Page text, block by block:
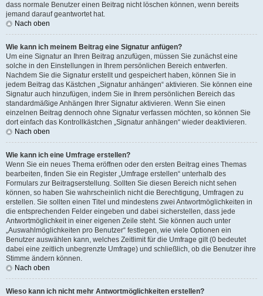
dass normale Benutzer einen Beitrag nicht löschen können, wenn bereits
jemand darauf geantwortet hat.
Nach oben
Wie kann ich meinem Beitrag eine Signatur anfügen?
Um eine Signatur an Ihren Beitrag anzufügen, müssen Sie zunächst eine
solche in den Einstellungen in Ihrem persönlichen Bereich entwerfen.
Nachdem Sie die Signatur erstellt und gespeichert haben, können Sie in
jedem Beitrag das Kästchen „Signatur anhängen“ aktivieren. Sie können eine
Signatur auch hinzufügen, indem Sie in Ihrem persönlichen Bereich das
standardmäßige Anhängen Ihrer Signatur aktivieren. Wenn Sie einen
einzelnen Beitrag dennoch ohne Signatur verfassen möchten, so können Sie
dort einfach das Kontrollkästchen „Signatur anhängen“ wieder deaktivieren.
Nach oben
Wie kann ich eine Umfrage erstellen?
Wenn Sie ein neues Thema eröffnen oder den ersten Beitrag eines Themas
bearbeiten, finden Sie ein Register „Umfrage erstellen“ unterhalb des
Formulars zur Beitragserstellung. Sollten Sie diesen Bereich nicht sehen
können, so haben Sie wahrscheinlich nicht die Berechtigung, Umfragen zu
erstellen. Sie sollten einen Titel und mindestens zwei Antwortmöglichkeiten in
die entsprechenden Felder eingeben und dabei sicherstellen, dass jede
Antwortmöglichkeit in einer eigenen Zeile steht. Sie können auch unter
„Auswahlmöglichkeiten pro Benutzer“ festlegen, wie viele Optionen ein
Benutzer auswählen kann, welches Zeitlimit für die Umfrage gilt (0 bedeutet
dabei eine zeitlich unbegrenzte Umfrage) und schließlich, ob die Benutzer ihre
Stimme ändern können.
Nach oben
Wieso kann ich nicht mehr Antwortmöglichkeiten erstellen?